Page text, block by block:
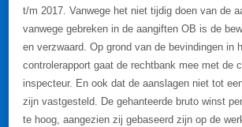
t/m 2017. Vanwege het niet tijdig doen van de
vanwege gebreken in de aangiften OB is de
en verzwaard. Op grond van de bevindingen in
controlerapport gaat de rechtbank mee met de
inspecteur. En ook dat de aanslagen niet tot
zijn vastgesteld. De gehanteerde bruto winst
te hoog, aangezien zij gebaseerd zijn op de